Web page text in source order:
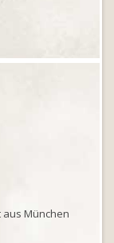
München